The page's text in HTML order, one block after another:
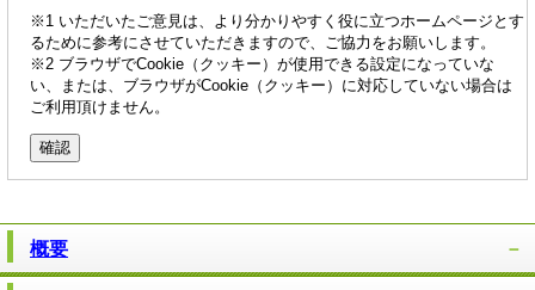
※1 いただいたご意見は、より分かりやすく役に立つホームページとす
るために参考にさせていただきますので、ご協力をお願いします。
※2 ブラウザでCookie（クッキー）が使用できる設定になっていな
い、または、ブラウザがCookie（クッキー）に対応していない場合は
ご利用頂けません。
概要